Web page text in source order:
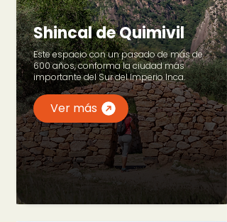
Shincal de Quimivil
Este espacio con un pasado de más de
600 años, conforma la ciudad más
importante del Sur del Imperio Inca.
Ver más